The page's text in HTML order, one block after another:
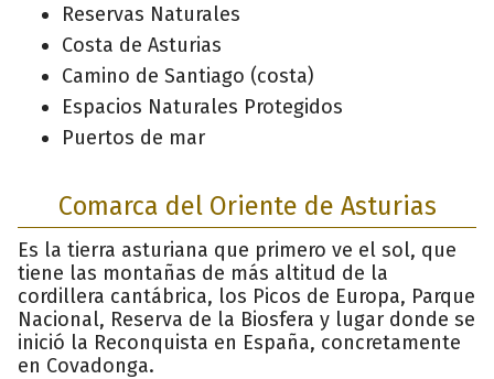
Reservas Naturales
Costa de Asturias
Camino de Santiago (costa)
Espacios Naturales Protegidos
Puertos de mar
Comarca del Oriente de Asturias
Es la tierra asturiana que primero ve el sol, que
tiene las montañas de más altitud de la
cordillera cantábrica, los Picos de Europa, Parque
Nacional, Reserva de la Biosfera y lugar donde se
inició la Reconquista en España, concretamente
en Covadonga.